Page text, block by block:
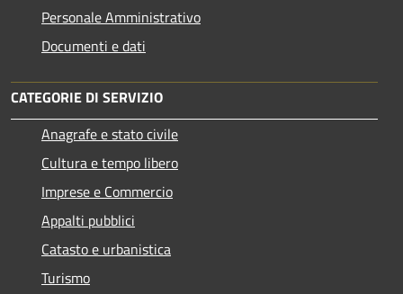
Personale Amministrativo
Documenti e dati
CATEGORIE DI SERVIZIO
Anagrafe e stato civile
Cultura e tempo libero
Imprese e Commercio
Appalti pubblici
Catasto e urbanistica
Turismo